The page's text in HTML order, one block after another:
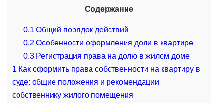
Содержание
0.1 Общий порядок действий
0.2 Особенности оформления доли в квартире
0.3 Регистрация права на долю в жилом доме
1 Как оформить права собственности на квартиру в
суде: общие положения и рекомендации
собственнику жилого помещения